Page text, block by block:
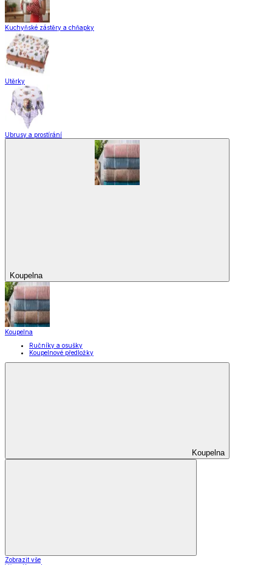
Kuchyňské zástěry a chňapky
Utěrky
Ubrusy a prostírání
Koupelna
Koupelna
Ručníky a osušky
Koupelnové předložky
Koupelna
Zobrazit vše